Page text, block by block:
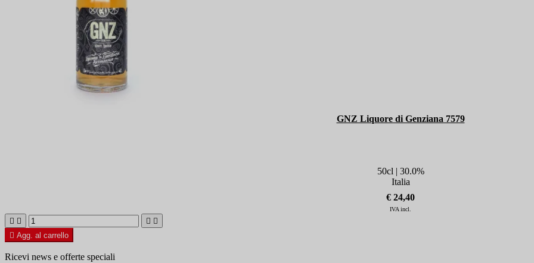
GNZ Liquore di Genziana 7579
50cl | 30.0%
Italia
€ 24,40
IVA incl.
   
 Agg. al carrello
Ricevi news e offerte speciali